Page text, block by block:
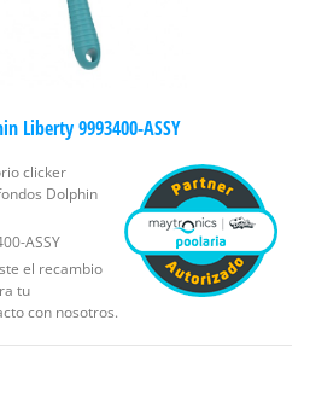
Liberty 9993400-ASSY
clicker
Dolphin
ASSY
el recambio
tu
con nosotros.